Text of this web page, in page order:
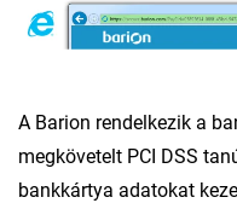
A Barion rendelkezik a
megkövetelt PCI DSS
bankkártya adatokat